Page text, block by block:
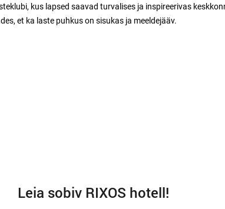
kus lapsed saavad turvalises ja inspireerivas
et ka laste puhkus on sisukas ja meeldejääv.
Leia sobiv RIXOS hotell!